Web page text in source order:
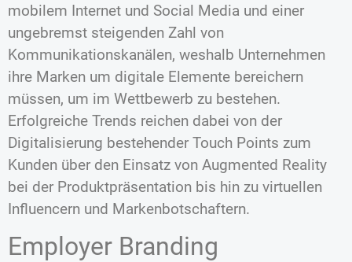
mobilem Internet und Social Media und einer
ungebremst steigenden Zahl von
Kommunikationskanälen, weshalb Unternehmen
ihre Marken um digitale Elemente bereichern
müssen, um im Wettbewerb zu bestehen.
Erfolgreiche Trends reichen dabei von der
Digitalisierung bestehender Touch Points zum
Kunden über den Einsatz von Augmented Reality
bei der Produktpräsentation bis hin zu virtuellen
Influencern und Markenbotschaftern.
Employer Branding